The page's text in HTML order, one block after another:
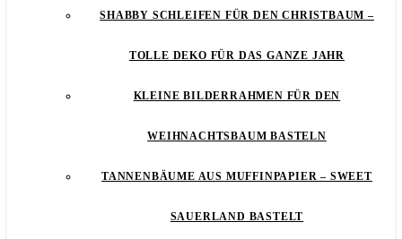
SHABBY SCHLEIFEN FÜR DEN CHRISTBAUM –
TOLLE DEKO FÜR DAS GANZE JAHR
KLEINE BILDERRAHMEN FÜR DEN
WEIHNACHTSBAUM BASTELN
TANNENBÄUME AUS MUFFINPAPIER – SWEET
SAUERLAND BASTELT